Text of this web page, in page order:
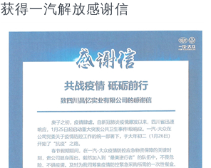
获得一汽解放感谢信